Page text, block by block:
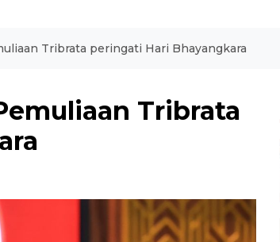
Tribrata peringati Hari Bhayangkara
Tribrata